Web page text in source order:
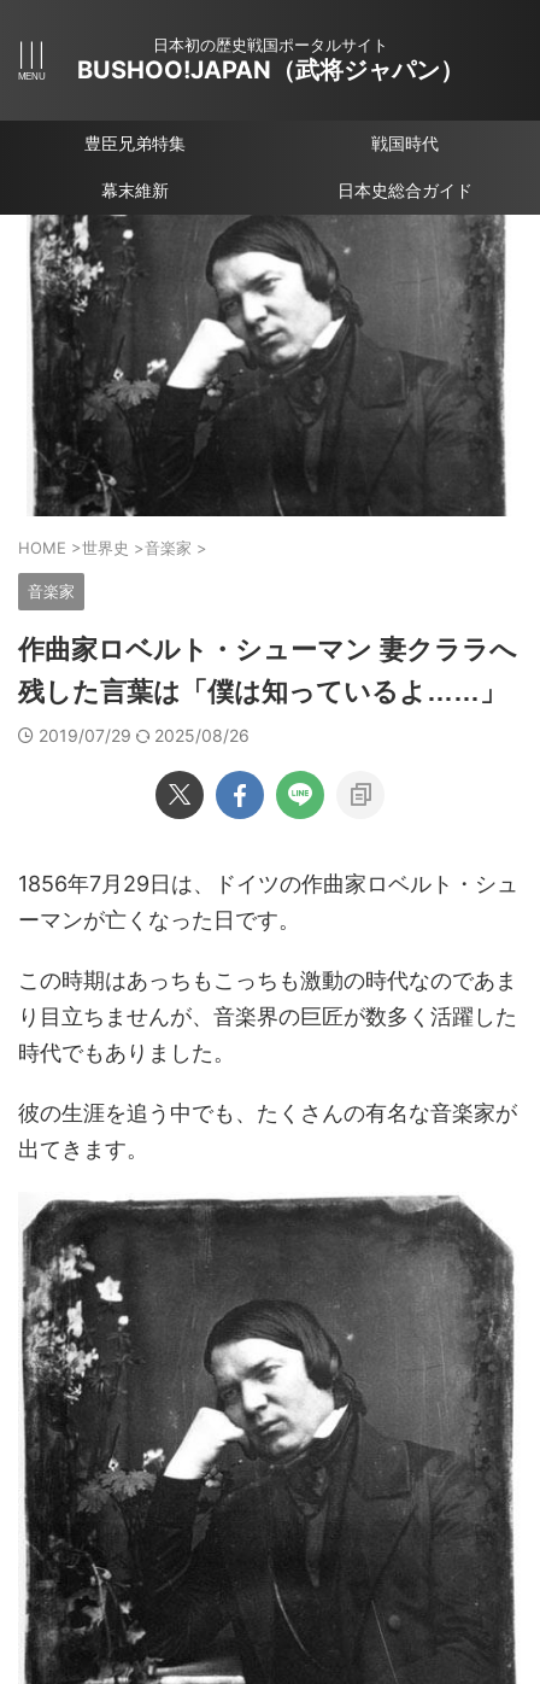
日本初の歴史戦国ポータルサイト
BUSHOO!JAPAN（武将ジャパン）
豊臣兄弟特集 戦国時代
幕末維新 日本史総合ガイド
HOME >世界史 >音楽家 >
音楽家
作曲家ロベルト・シューマン 妻クララへ
残した言葉は「僕は知っているよ……」
2019/07/29 2025/08/26
1856年7月29日は、ドイツの作曲家ロベルト・シュ
ーマンが亡くなった日です。
この時期はあっちもこっちも激動の時代なのであま
り目立ちませんが、音楽界の巨匠が数多く活躍した
時代でもありました。
彼の生涯を追う中でも、たくさんの有名な音楽家が
出てきます。